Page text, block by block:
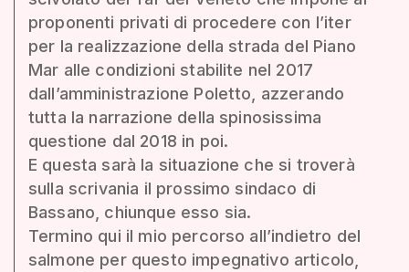
proponenti privati di procedere con l’iter
per la realizzazione della strada del Piano
Mar alle condizioni stabilite nel 2017
dall’amministrazione Poletto, azzerando
tutta la narrazione della spinosissima
questione dal 2018 in poi.
E questa sarà la situazione che si troverà
sulla scrivania il prossimo sindaco di
Bassano, chiunque esso sia.
Termino qui il mio percorso all’indietro del
salmone per questo impegnativo articolo,